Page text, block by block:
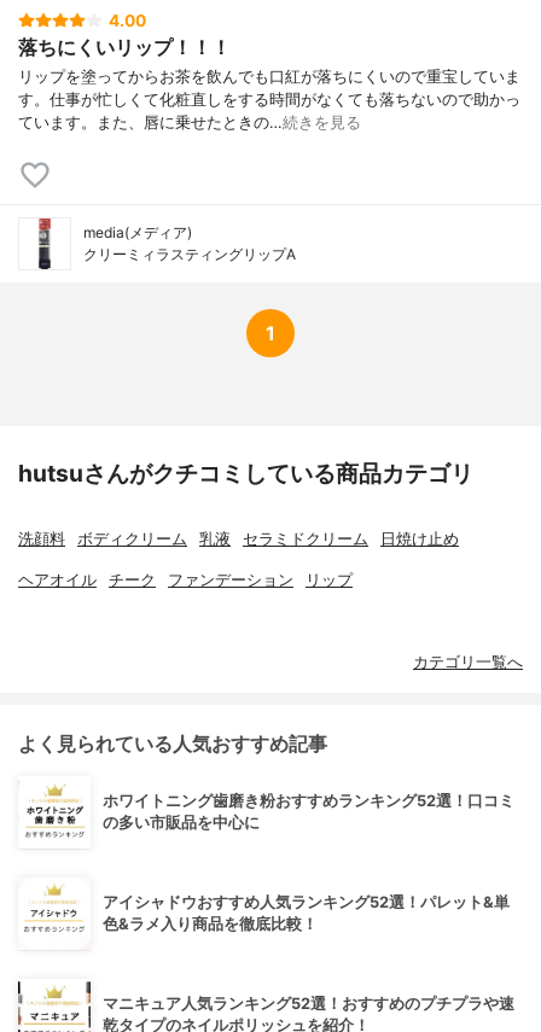
4.00
落ちにくいリップ！！！
リップを塗ってからお茶を飲んでも口紅が落ちにくいので重宝していま
す。仕事が忙しくて化粧直しをする時間がなくても落ちないので助かっ
ています。また、唇に乗せたときの…続きを見る
media(メディア)
クリーミィラスティングリップA
1
hutsuさんがクチコミしている商品カテゴリ
洗顔料 ボディクリーム 乳液 セラミドクリーム 日焼け止め
ヘアオイル チーク ファンデーション リップ
カテゴリ一覧へ
よく見られている人気おすすめ記事
ホワイトニング歯磨き粉おすすめランキング52選！口コミ
の多い市販品を中心に
アイシャドウおすすめ人気ランキング52選！パレット&単
色&ラメ入り商品を徹底比較！
マニキュア人気ランキング52選！おすすめのプチプラや速
乾タイプのネイルポリッシュを紹介！